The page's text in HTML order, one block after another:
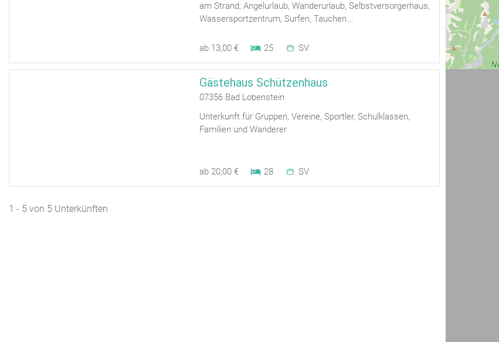
am Strand, Angelurlaub, Wanderurlaub, Selbstversorgerhaus,
Wassersportzentrum, Surfen, Tauchen...
ab 13,00 € 25 SV
Gästehaus Schützenhaus
07356 Bad Lobenstein
Unterkunft für Gruppen, Vereine, Sportler, Schulklassen,
Familien und Wanderer
ab 20,00 € 28 SV
1 - 5 von 5 Unterkünften